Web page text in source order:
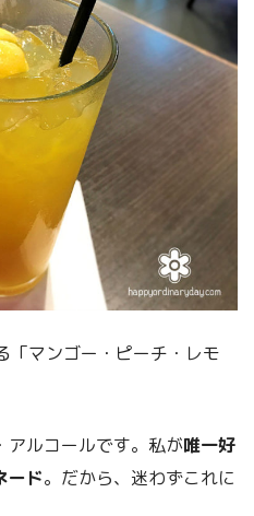
「マンゴー・ピーチ・レモ
アルコールです。私が唯一好
ード。だから、迷わずこれに